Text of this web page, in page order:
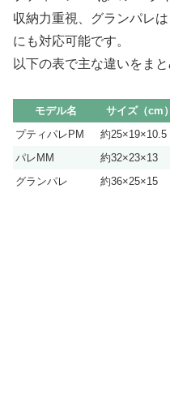
収納力重視、グランパレ
にも対応可能です。
以下の表で主な違いをまと
モデル名 サイズ（cm）
プティパレPM
約25×19×10.5
パレMM
約32×23×13
グランパレ
約36×25×15